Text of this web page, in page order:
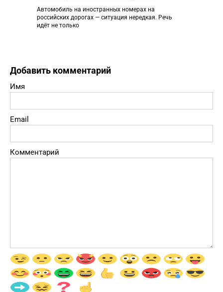
Автомобиль на иностранных номерах на
российских дорогах — ситуация нередкая. Речь
идёт не только
Добавить комментарий
Имя
Email
Комментарий